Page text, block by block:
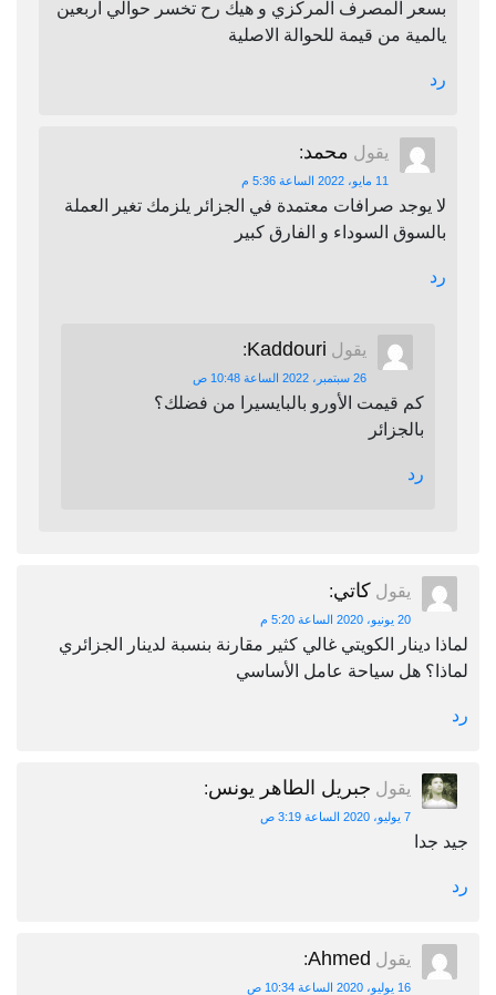
بسعر المصرف المركزي و هيك رح تخسر حوالي اربعين
يالمية من قيمة للحوالة الاصلية
رد
يقول محمد:
11 مايو، 2022 الساعة 5:36 م
لا يوجد صرافات معتمدة في الجزائر يلزمك تغير العملة
بالسوق السوداء و الفارق كبير
رد
يقول Kaddouri
:
26 سبتمبر، 2022 الساعة 10:48 ص
كم قيمت الأورو بالبايسيرا من فضلك؟
بالجزائر
رد
يقول كاتي:
20 يونيو، 2020 الساعة 5:20 م
لماذا دينار الكويتي غالي كثير مقارنة بنسبة لدينار الجزائري
لماذا؟ هل سياحة عامل الأساسي
رد
يقول جبريل الطاهر يونس:
7 يوليو، 2020 الساعة 3:19 ص
جيد جدا
رد
يقول Ahmed
:
16 يوليو، 2020 الساعة 10:34 ص